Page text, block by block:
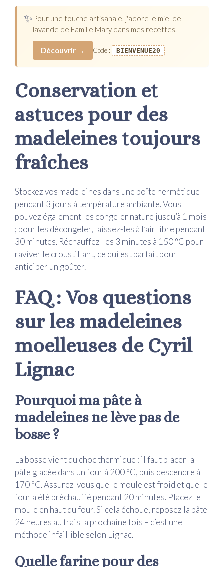
✨Pour une touche artisanale, j'adore le miel de
lavande de Famille Mary dans mes recettes.
Découvrir → Code : BIENVENUE20
Conservation et
astuces pour des
madeleines toujours
fraîches
Stockez vos madeleines dans une boîte hermétique
pendant 3 jours à température ambiante. Vous
pouvez également les congeler nature jusqu’à 1 mois
; pour les décongeler, laissez-les à l’air libre pendant
30 minutes. Réchauffez-les 3 minutes à 150 °C pour
raviver le croustillant, ce qui est parfait pour
anticiper un goûter.
FAQ : Vos questions
sur les madeleines
moelleuses de Cyril
Lignac
Pourquoi ma pâte à
madeleines ne lève pas de
bosse ?
La bosse vient du choc thermique : il faut placer la
pâte glacée dans un four à 200 °C, puis descendre à
170 °C. Assurez-vous que le moule est froid et que le
four a été préchauffé pendant 20 minutes. Placez le
moule en haut du four. Si cela échoue, reposez la pâte
24 heures au frais la prochaine fois – c’est une
méthode infaillible selon Lignac.
Quelle farine pour des